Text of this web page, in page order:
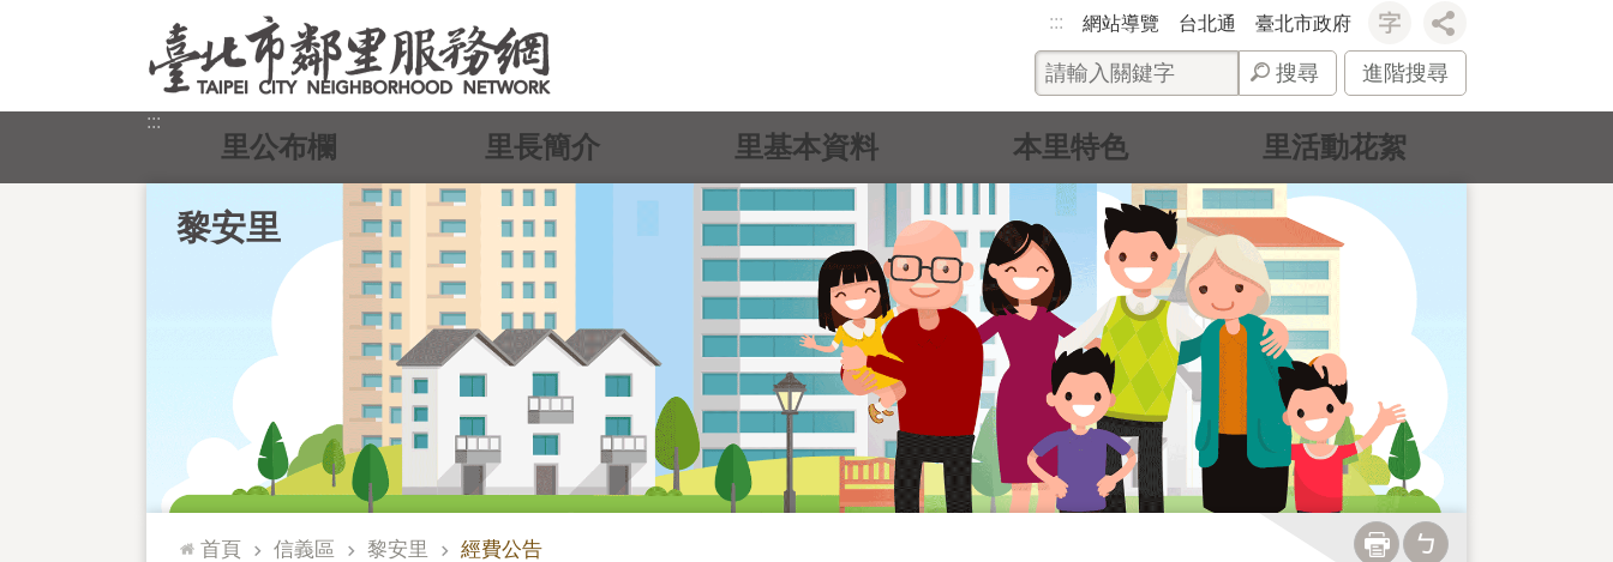
::: 網站導覽 台北通 臺北市政府
搜尋 進階搜尋
:::
黎安里
里公布欄 里長簡介 里基本資料 本里特色 里活動花絮
::: 首頁 信義區 黎安里 經費公告